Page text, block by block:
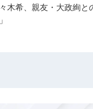
木希、親友・大政絢と